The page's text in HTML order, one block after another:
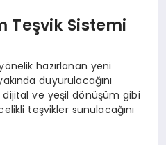
Teşvik Sistemi
hazırlanan yeni
duyurulacağını
dijital ve yeşil dönüşüm gibi
teşvikler sunulacağını